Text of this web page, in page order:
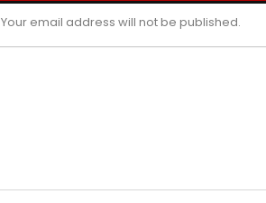
Your email address will not be published.